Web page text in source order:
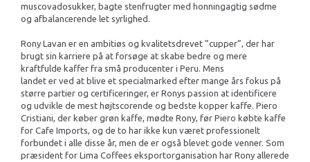
muscovadosukker, bagte stenfrugter med honningagtig sødme
og afbalancerende let syrlighed.
Rony Lavan er en ambitiøs og kvalitetsdrevet ”cupper”, der har
brugt sin karriere på at forsøge at skabe bedre og mere
kraftfulde kaffer fra små producenter i Peru. Mens
landet er ved at blive et specialmarked efter mange års fokus på
større partier og certificeringer, er Ronys passion at identificere
og udvikle de mest højtscorende og bedste kopper kaffe. Piero
Cristiani, der køber grøn kaffe, mødte Rony, før Piero købte kaffe
for Cafe Imports, og de to har ikke kun været professionelt
forbundet i alle disse år, men de er også blevet gode venner. Som
præsident for Lima Coffees eksportorganisation har Rony allerede